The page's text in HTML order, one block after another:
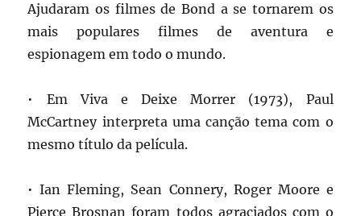
Ajudaram os filmes de Bond a se tornarem os
mais populares filmes de aventura e
espionagem em todo o mundo.
• Em Viva e Deixe Morrer (1973), Paul
McCartney interpreta uma canção tema com o
mesmo título da película.
• Ian Fleming, Sean Connery, Roger Moore e
Pierce Brosnan foram todos agraciados com o